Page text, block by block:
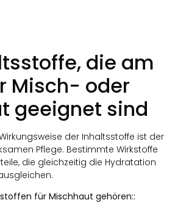
die am
Misch- oder
geeignet sind
der Inhaltsstoffe ist der
Pflege. Bestimmte Wirkstoffe
die gleichzeitig die Hydratation
für Mischhaut gehören::